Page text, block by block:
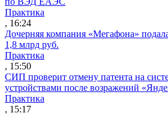
Практика
, 16:24
Дочерняя компания «Мегафона»
1,8 млрд руб.
Практика
, 15:50
СИП проверит отмену патента на
устройствами после возражений
Практика
, 15:17